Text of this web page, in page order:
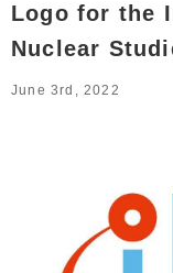
Logo for the
Nuclear
June 3rd, 2022